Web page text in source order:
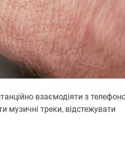
взаємодіяти з
музичні треки, відстежувати